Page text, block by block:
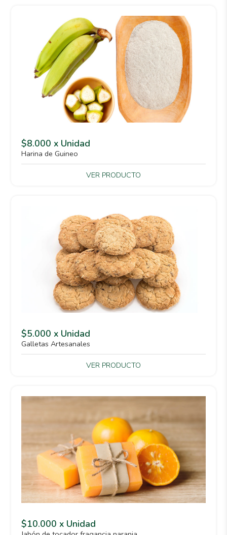
$8.000 x Unidad
Harina de Guineo
VER PRODUCTO
$5.000 x Unidad
Galletas Artesanales
VER PRODUCTO
$10.000 x Unidad